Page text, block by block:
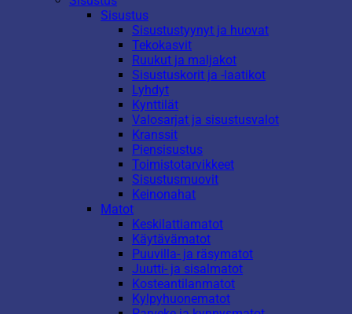
Sisustus
Sisustustyynyt ja huovat
Tekokasvit
Ruukut ja maljakot
Sisustuskorit ja -laatikot
Lyhdyt
Kynttilät
Valosarjat ja sisustusvalot
Kranssit
Piensisustus
Toimistotarvikkeet
Sisustusmuovit
Keinonahat
Matot
Keskilattiamatot
Käytävämatot
Puuvilla- ja räsymatot
Juutti- ja sisalmatot
Kosteantilanmatot
Kylpyhuonematot